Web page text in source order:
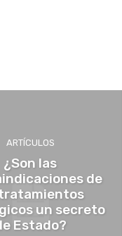
ARTÍCULOS
¿Son las
de
un secreto
Estado?